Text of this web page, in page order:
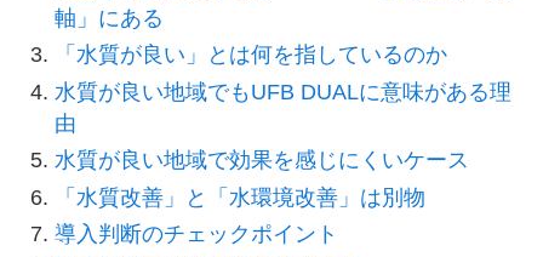
軸」にある
「水質が良い」とは何を指しているのか
水質が良い地域でもUFB DUALに意味がある理
由
水質が良い地域で効果を感じにくいケース
「水質改善」と「水環境改善」は別物
導入判断のチェックポイント